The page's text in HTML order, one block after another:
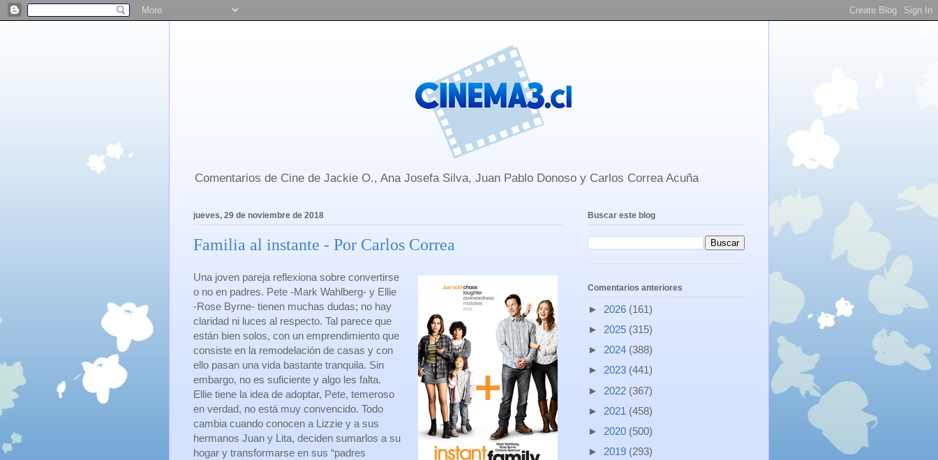
Comentarios de Cine de Jackie O., Ana Josefa Silva, Juan Pablo Donoso y Carlos Correa Acuña
jueves, 29 de noviembre de 2018
Familia al instante - Por Carlos Correa
Una joven pareja reflexiona sobre convertirse
o no en padres. Pete -Mark Wahlberg- y Ellie
-Rose Byrne- tienen muchas dudas; no hay
claridad ni luces al respecto. Tal parece que
están bien solos, con un emprendimiento que
consiste en la remodelación de casas y con
ello pasan una vida bastante tranquila. Sin
embargo, no es suficiente y algo les falta.
Ellie tiene la idea de adoptar, Pete, temeroso
en verdad, no está muy convencido. Todo
cambia cuando conocen a Lizzie y a sus
hermanos Juan y Lita, deciden sumarlos a su
hogar y transformarse en sus “padres
Buscar este blog
Comentarios anteriores
► 2026 (161)
► 2025 (315)
► 2024 (388)
► 2023 (441)
► 2022 (367)
► 2021 (458)
► 2020 (500)
► 2019 (293)